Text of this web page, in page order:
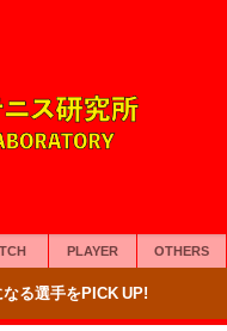
PLAYER OTHERS
る選手をPICK UP!